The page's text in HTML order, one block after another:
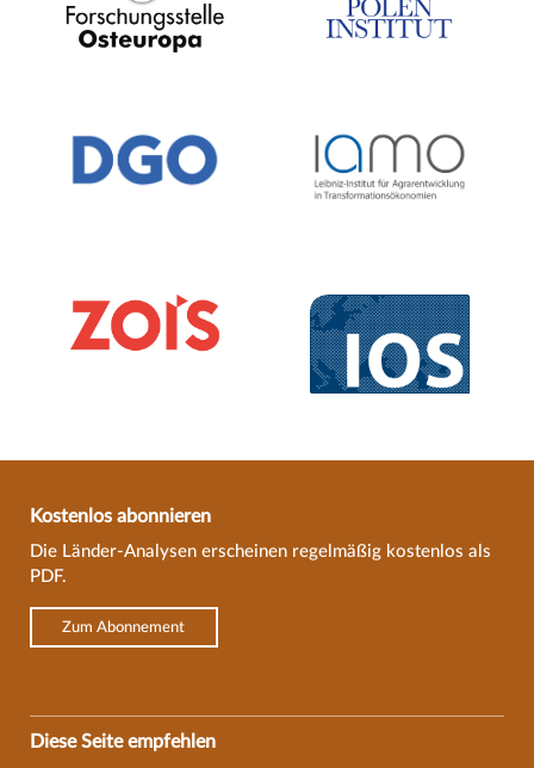
Kostenlos abonnieren
Die Länder-Analysen erscheinen regelmäßig kostenlos als
PDF.
Zum Abonnement
Diese Seite empfehlen